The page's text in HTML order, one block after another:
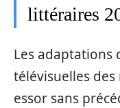
littéraires
Les adaptations
télévisuelles
essor sans